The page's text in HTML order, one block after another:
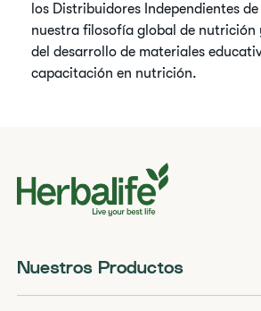
los Distribuidores Independientes
nuestra filosofía global de nutrición
del desarrollo de materiales
capacitación en nutrición.
Nuestros Productos